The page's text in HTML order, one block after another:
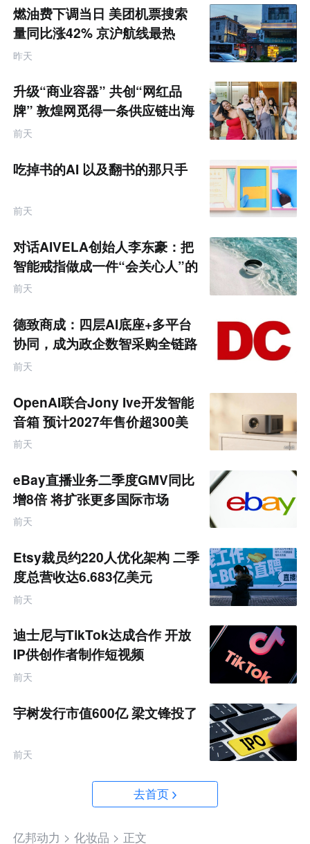
未
来
零
售
跨
境
商
产
业
互
联
网
题
燃油费下调当日 美团机票搜索
量同比涨42% 京沪航线最热
昨天
升级“商业容器” 共创“网红品
牌” 敦煌网觅得一条供应链出海
的新路径
前天
吃掉书的AI 以及翻书的那只手
前天
对话AIVELA创始人李东豪：把
智能戒指做成一件“会关心人”的
饰品
前天
德致商成：四层AI底座+多平台
协同，成为政企数智采购全链路
服务商
前天
OpenAI联合Jony Ive开发智能
音箱 预计2027年售价超300美
元
前天
eBay直播业务二季度GMV同比
增8倍 将扩张更多国际市场
前天
Etsy裁员约220人优化架构 二季
度总营收达6.683亿美元
前天
迪士尼与TikTok达成合作 开放
IP供创作者制作短视频
前天
宇树发行市值600亿 梁文锋投了
前天
去首页
亿邦动力 > 化妆品 > 正文